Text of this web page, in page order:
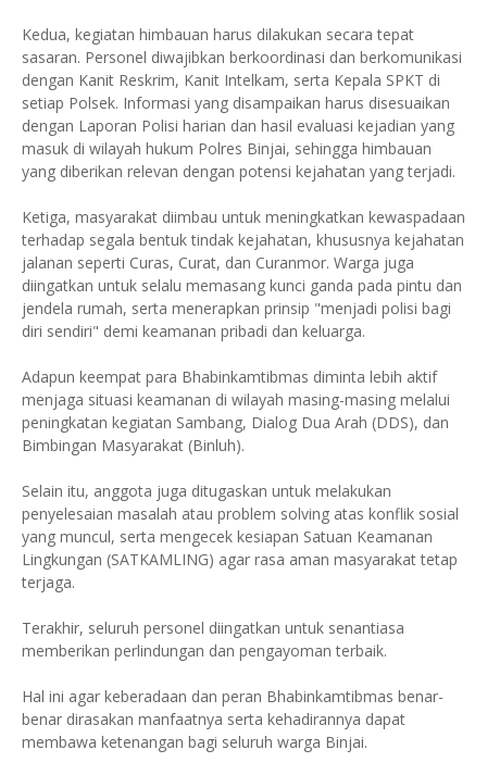
Kedua, kegiatan himbauan harus dilakukan secara tepat
sasaran. Personel diwajibkan berkoordinasi dan berkomunikasi
dengan Kanit Reskrim, Kanit Intelkam, serta Kepala SPKT di
setiap Polsek. Informasi yang disampaikan harus disesuaikan
dengan Laporan Polisi harian dan hasil evaluasi kejadian yang
masuk di wilayah hukum Polres Binjai, sehingga himbauan
yang diberikan relevan dengan potensi kejahatan yang terjadi.
Ketiga, masyarakat diimbau untuk meningkatkan kewaspadaan
terhadap segala bentuk tindak kejahatan, khususnya kejahatan
jalanan seperti Curas, Curat, dan Curanmor. Warga juga
diingatkan untuk selalu memasang kunci ganda pada pintu dan
jendela rumah, serta menerapkan prinsip "menjadi polisi bagi
diri sendiri" demi keamanan pribadi dan keluarga.
Adapun keempat para Bhabinkamtibmas diminta lebih aktif
menjaga situasi keamanan di wilayah masing-masing melalui
peningkatan kegiatan Sambang, Dialog Dua Arah (DDS), dan
Bimbingan Masyarakat (Binluh).
Selain itu, anggota juga ditugaskan untuk melakukan
penyelesaian masalah atau problem solving atas konflik sosial
yang muncul, serta mengecek kesiapan Satuan Keamanan
Lingkungan (SATKAMLING) agar rasa aman masyarakat tetap
terjaga.
Terakhir, seluruh personel diingatkan untuk senantiasa
memberikan perlindungan dan pengayoman terbaik.
Hal ini agar keberadaan dan peran Bhabinkamtibmas benar-
benar dirasakan manfaatnya serta kehadirannya dapat
membawa ketenangan bagi seluruh warga Binjai.